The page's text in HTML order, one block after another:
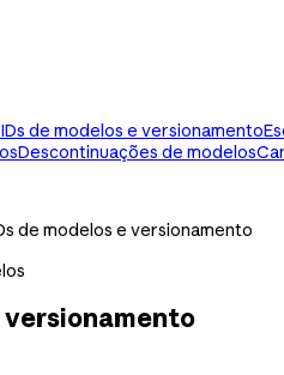
IDs de modelos e versionamento
Descontinuações de modelos
de modelos e versionamento
versionamento